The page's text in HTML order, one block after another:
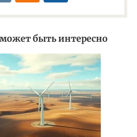
быть интересно